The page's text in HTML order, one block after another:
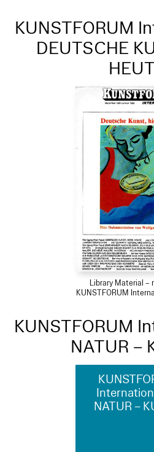
KUNSTFORUM
DEUTSCHE
Library Material –
KUNSTFORUM
KUNSTFORUM
NATUR –
NATUR –